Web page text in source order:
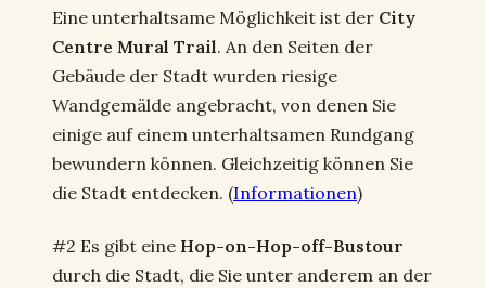
Eine unterhaltsame Möglichkeit ist der City
Centre Mural Trail. An den Seiten der
Gebäude der Stadt wurden riesige
Wandgemälde angebracht, von denen Sie
einige auf einem unterhaltsamen Rundgang
bewundern können. Gleichzeitig können Sie
die Stadt entdecken. (Informationen)
#2 Es gibt eine Hop-on-Hop-off-Bustour
durch die Stadt, die Sie unter anderem an der